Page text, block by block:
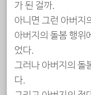
가 된 걸까.
아니면 그런 아버지
아버지의 돌봄 행위
었다.
그러나 아버지의 돌
다.